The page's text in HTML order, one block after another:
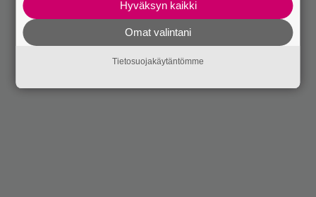
Hyväksyn kaikki
Omat valintani
Tietosuojakäytäntömme